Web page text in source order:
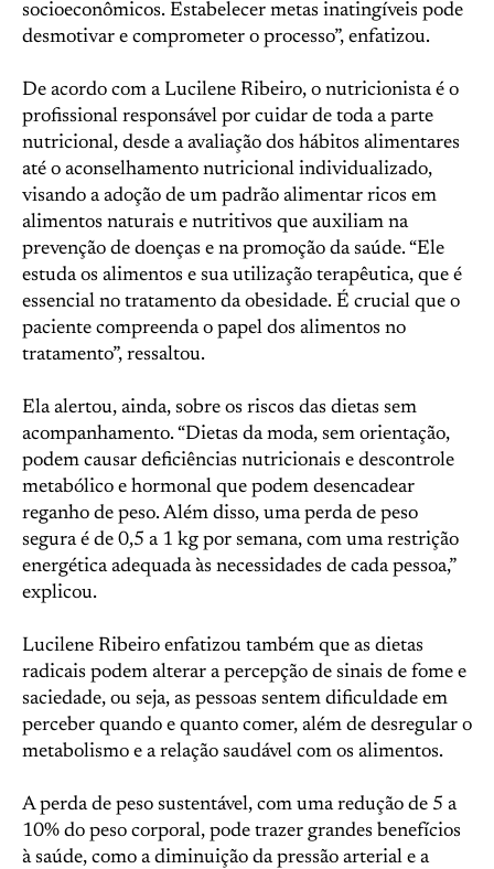
socioeconômicos. Estabelecer metas inatingíveis pode
desmotivar e comprometer o processo”, enfatizou.
De acordo com a Lucilene Ribeiro, o nutricionista é o
profissional responsável por cuidar de toda a parte
nutricional, desde a avaliação dos hábitos alimentares
até o aconselhamento nutricional individualizado,
visando a adoção de um padrão alimentar ricos em
alimentos naturais e nutritivos que auxiliam na
prevenção de doenças e na promoção da saúde. “Ele
estuda os alimentos e sua utilização terapêutica, que é
essencial no tratamento da obesidade. É crucial que o
paciente compreenda o papel dos alimentos no
tratamento”, ressaltou.
Ela alertou, ainda, sobre os riscos das dietas sem
acompanhamento. “Dietas da moda, sem orientação,
podem causar deficiências nutricionais e descontrole
metabólico e hormonal que podem desencadear
reganho de peso. Além disso, uma perda de peso
segura é de 0,5 a 1 kg por semana, com uma restrição
energética adequada às necessidades de cada pessoa,”
explicou.
Lucilene Ribeiro enfatizou também que as dietas
radicais podem alterar a percepção de sinais de fome e
saciedade, ou seja, as pessoas sentem dificuldade em
perceber quando e quanto comer, além de desregular o
metabolismo e a relação saudável com os alimentos.
A perda de peso sustentável, com uma redução de 5 a
10% do peso corporal, pode trazer grandes benefícios
à saúde, como a diminuição da pressão arterial e a